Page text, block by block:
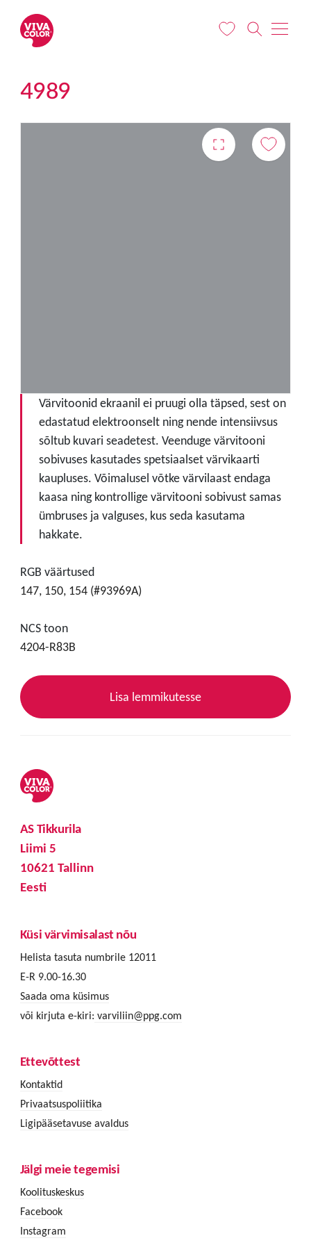
4989
Värvitoonid ekraanil ei pruugi olla täpsed, sest on
edastatud elektroonselt ning nende intensiivsus
sõltub kuvari seadetest. Veenduge värvitooni
sobivuses kasutades spetsiaalset värvikaarti
kaupluses. Võimalusel võtke värvilaast endaga
kaasa ning kontrollige värvitooni sobivust samas
ümbruses ja valguses, kus seda kasutama
hakkate.
RGB väärtused
147, 150, 154 (#93969A)
NCS toon
4204-R83B
Lisa lemmikutesse
AS Tikkurila
Liimi 5
10621 Tallinn
Eesti
Küsi värvimisalast nõu
Helista tasuta numbrile 12011
E-R 9.00-16.30
Saada oma küsimus
või kirjuta e-kiri: varviliin@ppg.com
Ettevõttest
Kontaktid
Privaatsuspoliitika
Ligipääsetavuse avaldus
Jälgi meie tegemisi
Koolituskeskus
Facebook
Instagram